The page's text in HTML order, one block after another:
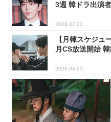
3週 韓ドラ出演
2026.07.22
【月韓スケジュ
月CS放送開始
2026.06.23